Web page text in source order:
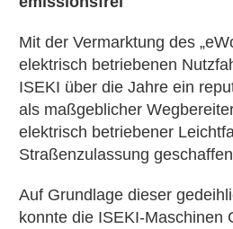
Mit der Vermarktung des
elektrisch betriebenen
ISEKI über die Jahre ein
als maßgeblicher
elektrisch betriebener
Straßenzulassung
Auf Grundlage dieser
konnte die ISEKI-Maschinen